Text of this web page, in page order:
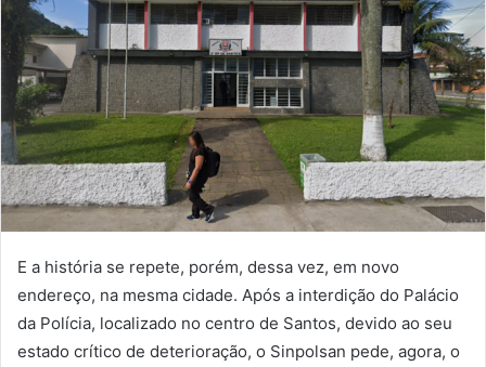
E a história se repete, porém, dessa vez, em novo
endereço, na mesma cidade. Após a interdição do Palácio
da Polícia, localizado no centro de Santos, devido ao seu
estado crítico de deterioração, o Sinpolsan pede, agora, o